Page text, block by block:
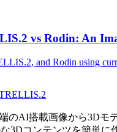
vs Rodin: An
and Rodin using
のAI搭載画像から3Dモ
3Dコンテンツを簡単に